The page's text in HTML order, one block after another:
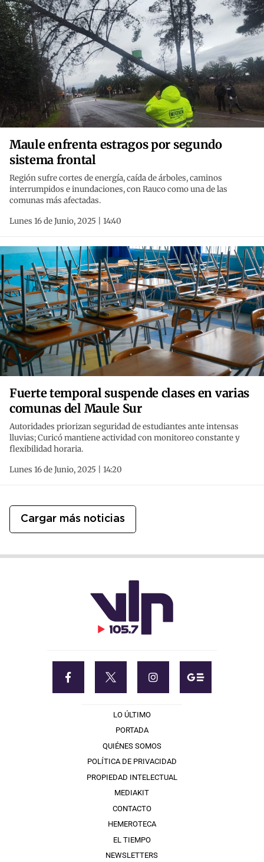
Maule enfrenta estragos por segundo
sistema frontal
Región sufre cortes de energía, caída de árboles, caminos
interrumpidos e inundaciones, con Rauco como una de las
comunas más afectadas.
Lunes 16 de Junio, 2025 | 14:40
Fuerte temporal suspende clases en varias
comunas del Maule Sur
Autoridades priorizan seguridad de estudiantes ante intensas
lluvias; Curicó mantiene actividad con monitoreo constante y
flexibilidad horaria.
Lunes 16 de Junio, 2025 | 14:20
Cargar más noticias
LO ÚLTIMO
PORTADA
QUIÉNES SOMOS
POLÍTICA DE PRIVACIDAD
PROPIEDAD INTELECTUAL
MEDIAKIT
CONTACTO
HEMEROTECA
EL TIEMPO
NEWSLETTERS